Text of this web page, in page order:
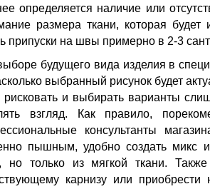
определяется наличие или
размера ткани, которая
припуски на швы примерно в 2-3
будущего вида изделия в
выбранный рисунок будет
рисковать и выбирать варианты
взгляд. Как правило,
консультанты
пышным, удобно создать микс
но только из мягкой ткани.
карнизу или